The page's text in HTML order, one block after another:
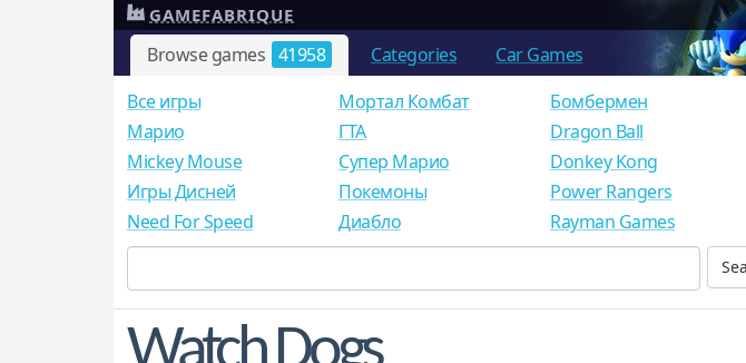
Browse games 41958 Categories Car Games
GAMEFABRIQUE
Все игры
Mарио
Mickey Mouse
Игры Дисней
Need For Speed
Мортал Комбат
ГТА
Супер Марио
Покемоны
Диабло
Бомбермен
Dragon Ball
Donkey Kong
Power Rangers
Rayman Games